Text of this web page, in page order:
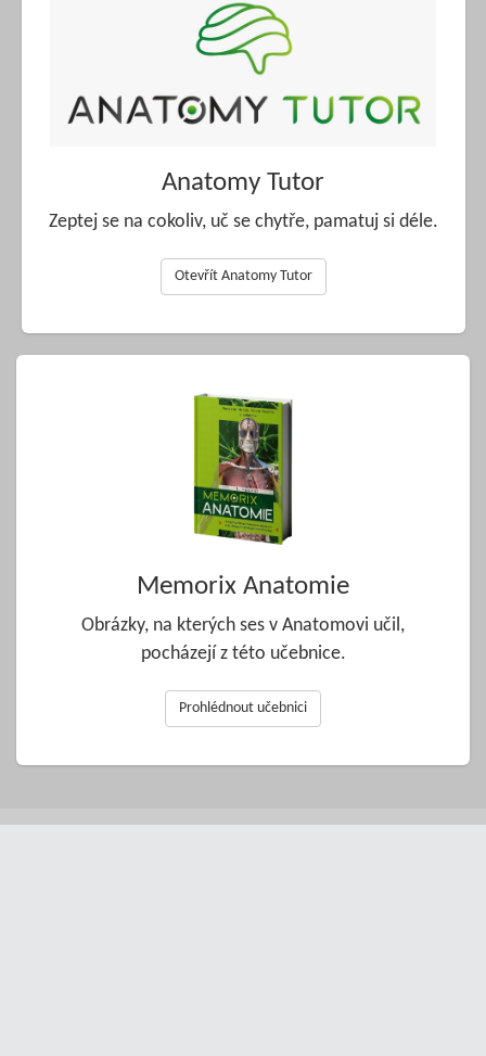
Anatomy Tutor
Zeptej se na cokoliv, uč se chytře, pamatuj si déle.
Otevřít Anatomy Tutor
Memorix Anatomie
Obrázky, na kterých ses v Anatomovi učil,
pocházejí z této učebnice.
Prohlédnout učebnici